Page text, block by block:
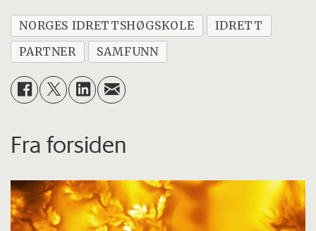
NORGES IDRETTSHØGSKOLE
IDRETT
PARTNER
SAMFUNN
Fra forsiden